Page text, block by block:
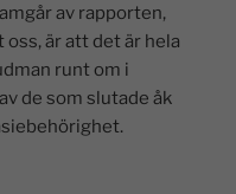
av rapporten,
är att det är hela
runt om i
de som slutade åk